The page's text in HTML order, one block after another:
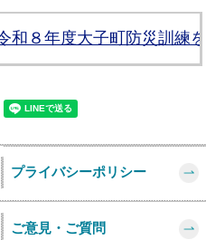
和８年度大子町防災訓練
プライバシーポリシー
ご意見・ご質問